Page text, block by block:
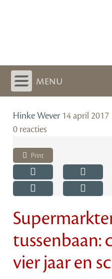
menu
Hinke Wever 14 april 2017
0 reacties
Print
tussenbaan:
vier jaar en